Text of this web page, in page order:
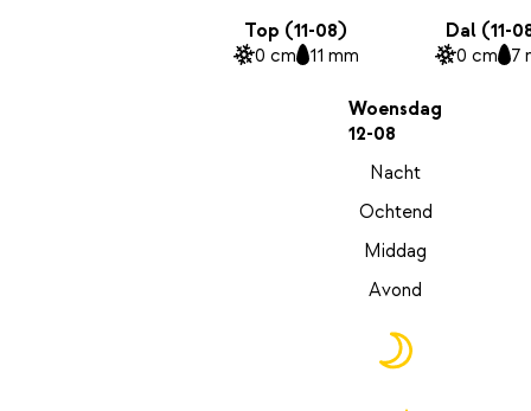
Top (11-08)
0 cm 11 mm
Dal (11-
0 cm 7
Woensdag
12-08
Nacht
Ochtend
Middag
Avond